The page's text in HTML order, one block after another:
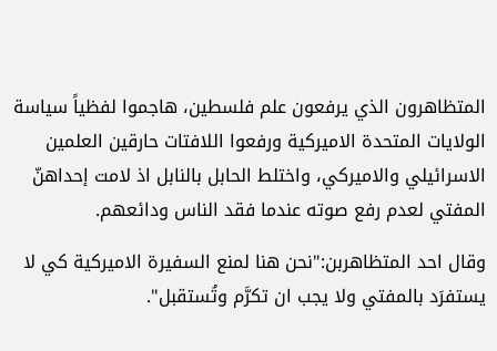
المتظاهرون الذي يرفعون علم فلسطين، هاجموا لفظياً سياسة
الولايات المتحدة الاميركية ورفعوا اللافتات حارقين العلمين
الاسرائيلي والاميركي، واختلط الحابل بالنابل اذ لامت إحداهنّ
المفتي لعدم رفع صوته عندما فقد الناس ودائعهم.
وقال احد المتظاهربن:"نحن هنا لمنع السفيرة الاميركية كي لا
يستفرَد بالمفتي ولا يجب ان تكرَّم وتُستقبل".